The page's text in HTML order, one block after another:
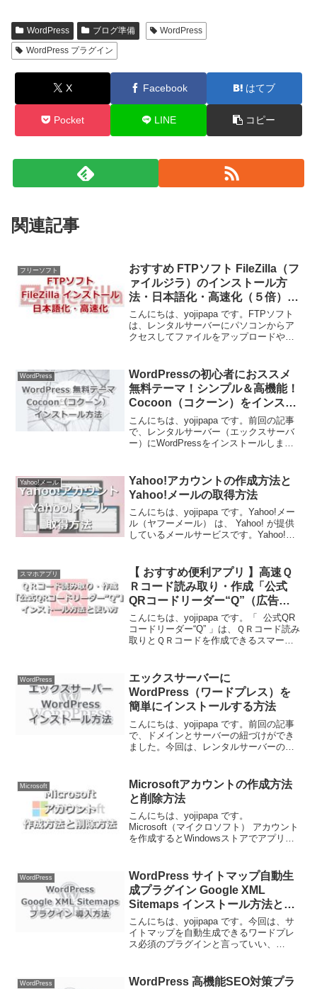
WordPress ブログ準備
WordPress
WordPress プラグイン
X Facebook はてブ
Pocket LINE コピー
関連記事
フリーソフト
おすすめ FTPソフト FileZilla（フ
ァイルジラ）のインストール方
法・日本語化・高速化（５倍）設
定
こんにちは、yojipapa です。FTPソフト
は、レンタルサーバーにパソコンからア
クセスしてファイルをアップロードやダ
手が良く安定して高速なものが、
FileZill...
WordPress
WordPressの初心者におススメ
無料テーマ！シンプル＆高機能！
Cocoon（コクーン）をインスト
ールする方法
こんにちは、yojipapa です。前回の記事
で、レンタルサーバー（エックスサーバ
ー）にWordPressをインストールしまし
WordPressの無料テーマの「Coc...
Yahoo!メール
Yahoo!アカウントの作成方法と
Yahoo!メールの取得方法
こんにちは、yojipapa です。Yahoo!メー
ル（ヤフーメール） は、 Yahoo! が提供
しているメールサービスです。Yahoo!メ
では、Yahoo!ア...
スマホアプリ
【 おすすめ便利アプリ 】高速Ｑ
Ｒコード読み取り・作成「公式
QRコードリーダー“Q”（広告な
し）」のインストール方法と使い
方
こんにちは、yojipapa です。「 公式QR
コードリーダー“Q” 」は、ＱＲコード読み
取りとＱＲコードを作成できるスマート
が、これほど高性能なものは初めてで
す。現在...
WordPress
エックスサーバーに
WordPress（ワードプレス）を
簡単にインストールする方法
こんにちは、yojipapa です。前回の記事
で、ドメインとサーバーの紐づけができ
ました。今回は、レンタルサーバーのエ
ス）のインストール方法をお伝えしま
す。
Microsoft
Microsoftアカウントの作成方法
と削除方法
こんにちは、yojipapa です。
Microsoft（マイクロソフト） アカウント
を作成するとWindowsストアでアプリを
ができます。また、Windo...
WordPress
WordPress サイトマップ自動生
成プラグイン Google XML
Sitemaps インストール方法と設
定方法
こんにちは、yojipapa です。今回は、サ
イトマップを自動生成できるワードプレ
ス必須のプラグインと言っていい、
ール方法と設定方法をお伝えします...
WordPress
WordPress 高機能SEO対策プラ